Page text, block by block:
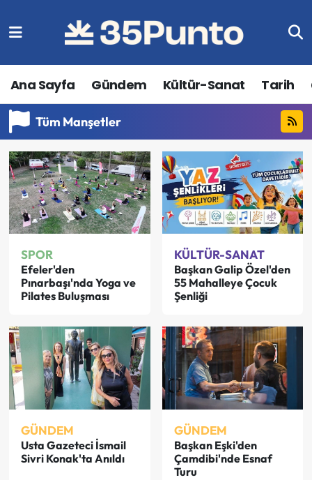
Ana Sayfa Gündem Kültür-Sanat Tarih
Tüm Manşetler
SPOR
Efeler'den
Pınarbaşı'nda Yoga ve
Pilates Buluşması
KÜLTÜR-SANAT
Başkan Galip Özel'den
55 Mahalleye Çocuk
Şenliği
GÜNDEM
Usta Gazeteci İsmail
Sivri Konak'ta Anıldı
GÜNDEM
Başkan Eşki'den
Çamdibi'nde Esnaf
Turu